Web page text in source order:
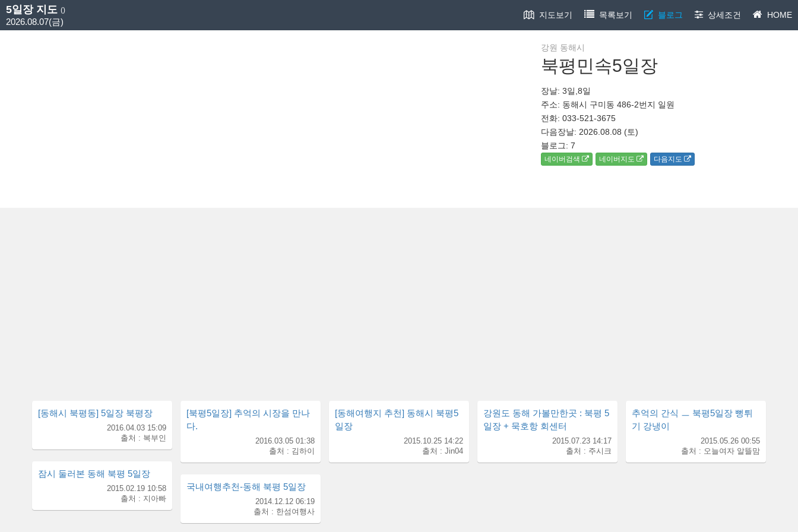
5일장 지도 ()
2026.08.07(금)
지도보기 목록보기 블로그 상세조건 HOME
강원 동해시
북평민속5일장
장날: 3일,8일
주소: 동해시 구미동 486-2번지 일원
전화: 033-521-3675
다음장날: 2026.08.08 (토)
블로그: 7
네이버검색 네이버지도 다음지도
[동해시 북평동] 5일장 북평장
2016.04.03 15:09
출처 : 복부인
[북평5일장] 추억의 시장을 만나
다.
2016.03.05 01:38
출처 : 김하이
[동해여행지 추천] 동해시 북평5
일장
2015.10.25 14:22
출처 : Jin04
강원도 동해 가볼만한곳 : 북평 5
일장 + 묵호항 회센터
2015.07.23 14:17
출처 : 주시크
추억의 간식 ㅡ 북평5일장 뻥튀
기 강냉이
2015.05.26 00:55
출처 : 오늘여자 알뜰맘
잠시 둘러본 동해 북평 5일장
2015.02.19 10:58
출처 : 지아빠
국내여행추천-동해 북평 5일장
2014.12.12 06:19
출처 : 한섬여행사